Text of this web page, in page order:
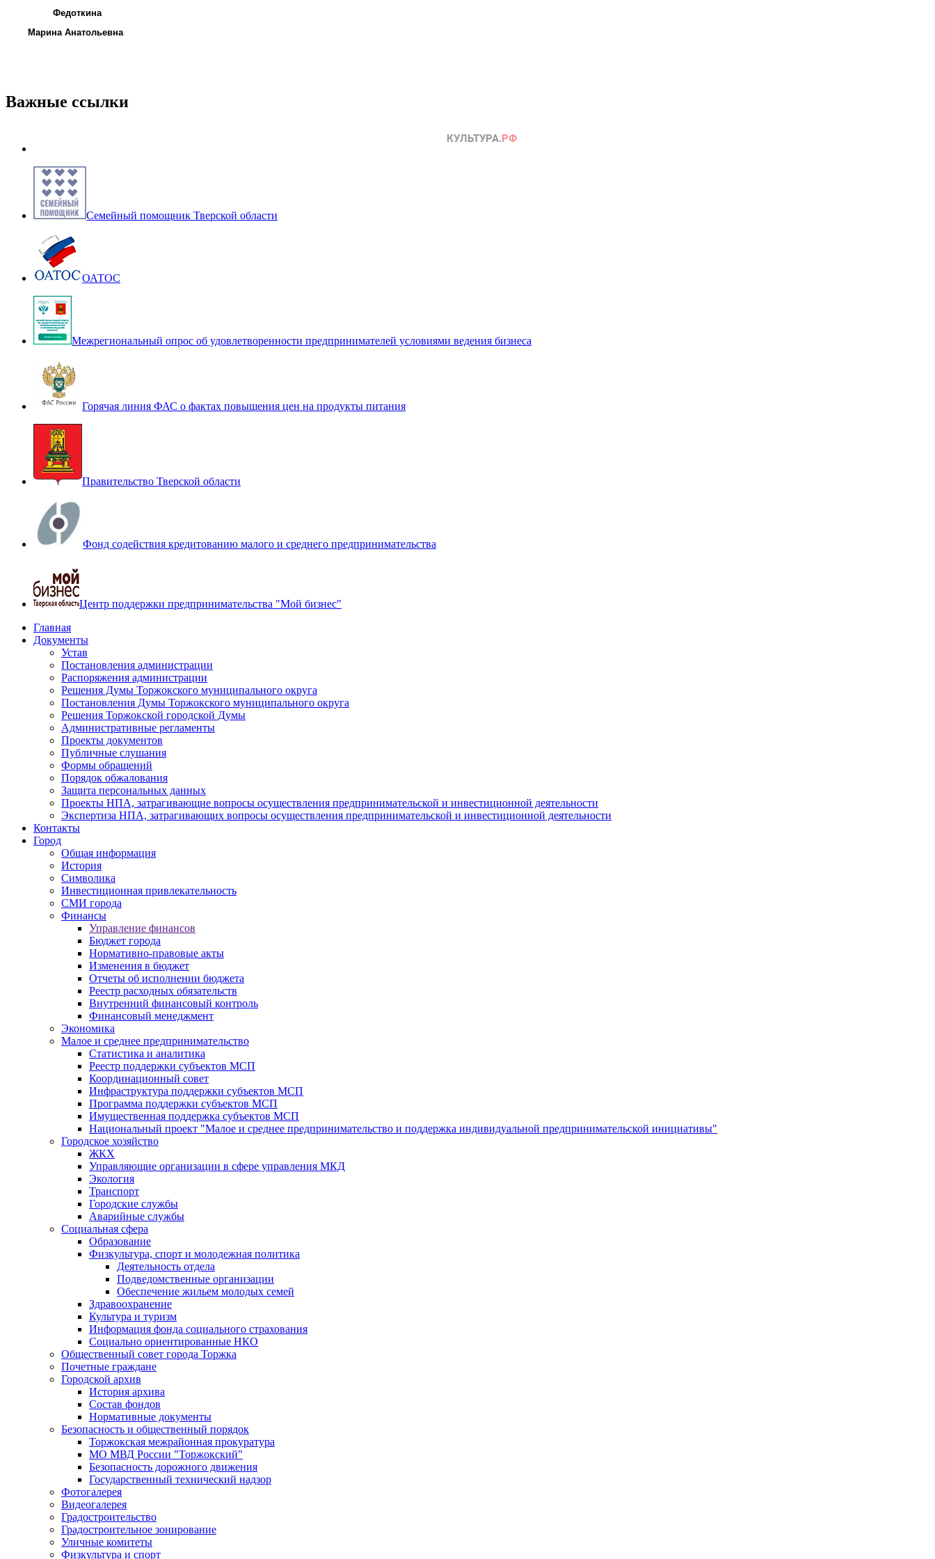
Федоткина
Марина Анатольевна
Важные ссылки
Семейный помощник Тверской области
ОАТОС
Межрегиональный опрос об удовлетворенности предпринимателей условиями ведения бизнеса
Горячая линия ФАС о фактах повышения цен на продукты питания
Правительство Тверской области
Фонд содействия кредитованию малого и среднего предпринимательства
Центр поддержки предпринимательства "Мой бизнес"
Главная
Документы
Устав
Постановления администрации
Распоряжения администрации
Решения Думы Торжокского муниципального округа
Постановления Думы Торжокского муниципального округа
Решения Торжокской городской Думы
Административные регламенты
Проекты документов
Публичные слушания
Формы обращений
Порядок обжалования
Защита персональных данных
Проекты НПА, затрагивающие вопросы осуществления предпринимательской и инвестиционной деятельности
Экспертиза НПА, затрагивающих вопросы осуществления предпринимательской и инвестиционной деятельности
Контакты
Город
Общая информация
История
Символика
Инвестиционная привлекательность
СМИ города
Финансы
Управление финансов
Бюджет города
Нормативно-правовые акты
Изменения в бюджет
Отчеты об исполнении бюджета
Реестр расходных обязательств
Внутренний финансовый контроль
Финансовый менеджмент
Экономика
Малое и среднее предпринимательство
Статистика и аналитика
Реестр поддержки субъектов МСП
Координационный совет
Инфраструктура поддержки субъектов МСП
Программа поддержки субъектов МСП
Имущественная поддержка субъектов МСП
Национальный проект "Малое и среднее предпринимательство и поддержка индивидуальной предпринимательской инициативы"
Городское хозяйство
ЖКХ
Управляющие организации в сфере управления МКД
Экология
Транспорт
Городские службы
Аварийные службы
Социальная сфера
Образование
Физкультура, спорт и молодежная политика
Деятельность отдела
Подведомственные организации
Обеспечение жильем молодых семей
Здравоохранение
Культура и туризм
Информация фонда социального страхования
Социально ориентированные НКО
Общественный совет города Торжка
Почетные граждане
Городской архив
История архива
Состав фондов
Нормативные документы
Безопасность и общественный порядок
Торжокская межрайонная прокуратура
МО МВД России "Торжокский"
Безопасность дорожного движения
Государственный технический надзор
Фотогалерея
Видеогалерея
Градостроительство
Градостроительное зонирование
Уличные комитеты
Физкультура и спорт